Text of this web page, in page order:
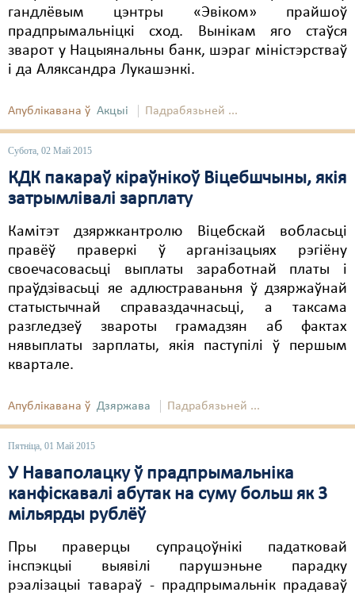
гандлёвым цэнтры «Эвіком» прайшоў
прадпрымальніцкі сход. Вынікам яго стаўся
зварот у Нацыянальны банк, шэраг міністэрстваў
і да Аляксандра Лукашэнкі.
Апублікавана ў Акцыі Падрабязьней ...
Субота, 02 Май 2015
КДК пакараў кіраўнікоў Віцебшчыны, якія
затрымлівалі зарплату
Камітэт дзяржкантролю Віцебскай вобласьці
правёў праверкі ў арганізацыях рэгіёну
своечасовасьці выплаты заработнай платы і
праўдзівасьці яе адлюстраваньня ў дзяржаўнай
статыстычнай справаздачнасьці, а таксама
разгледзеў звароты грамадзян аб фактах
нявыплаты зарплаты, якія паступілі ў першым
квартале.
Апублікавана ў Дзяржава Падрабязьней ...
Пятніца, 01 Май 2015
У Наваполацку ў прадпрымальніка
канфіскавалі абутак на суму больш як 3
мільярды рублёў
Пры праверцы супрацоўнікі падатковай
інспэкцыі выявілі парушэньне парадку
рэалізацыі тавараў - прадпрымальнік прадаваў